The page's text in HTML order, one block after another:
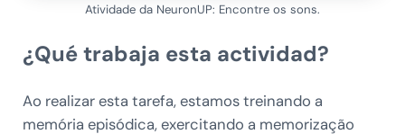
Atividade da NeuronUP: Encontre os sons.
¿Qué trabaja esta actividad?
Ao realizar esta tarefa, estamos treinando a
memória episódica, exercitando a memorização